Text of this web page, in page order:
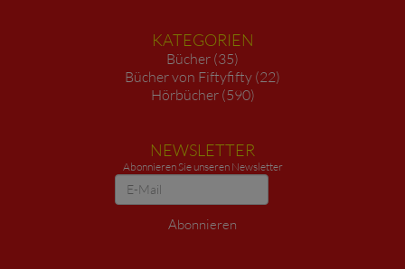
KATEGORIEN
Bücher (35)
Bücher von Fiftyfifty (22)
Hörbücher (590)
NEWSLETTER
Abonnieren Sie unseren Newsletter
Newsletter
Abonnieren